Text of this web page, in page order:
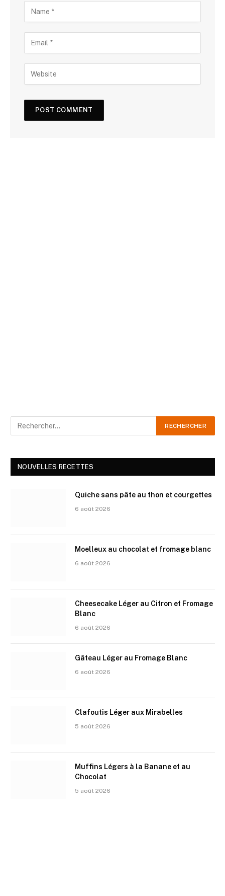
NOUVELLES RECETTES
Quiche sans pâte au thon et courgettes
6 août 2026
Moelleux au chocolat et fromage blanc
6 août 2026
Cheesecake Léger au Citron et Fromage
Blanc
6 août 2026
Gâteau Léger au Fromage Blanc
6 août 2026
Clafoutis Léger aux Mirabelles
5 août 2026
Muffins Légers à la Banane et au
Chocolat
5 août 2026